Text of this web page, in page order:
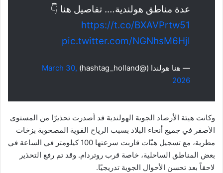
عدة مناطق هولندية…. تفاصيل هنا 👇
https://t.co/BXAVPrtw51
pic.twitter.com/NGNhsM6Hjl
— هنا هولندا (@hashtag_holland)
March 30,
2026
وكانت هيئة الأرصاد الجوية الهولندية قد أصدرت تحذيرًا من المستوى
الأصفر في جميع أنحاء البلاد بسبب الرياح القوية المصحوبة بزخات
مطرية، مع تسجيل هبّات قاربت سرعتها 100 كيلومتر في الساعة في
بعض المناطق الساحلية، خاصة قرب روتردام. وقد تم رفع التحذير
لاحقاً بعد تحسن الأحوال الجوية تدريجيًا.